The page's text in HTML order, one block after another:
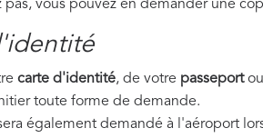
pas, vous pouvez en demander une
carte d'identité, de votre passeport
toute forme de demande.
également demandé à l'aéroport